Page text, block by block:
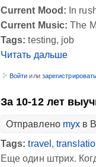
Current Mood: In
Current Music: The
Tags: testing, job
Читать дальше
Войти или
За 10-12 лет
Отправлено myx в
Tags:travel ,
Еще один штрих.